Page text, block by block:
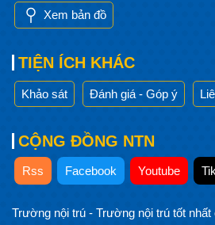
Xem bản đồ
TIỆN ÍCH KHÁC
Khảo sát Đánh giá - Góp ý
CỘNG ĐỒNG NTN
Rss Facebook Youtube
Trường nội trú - Trường nội trú tốt nhất